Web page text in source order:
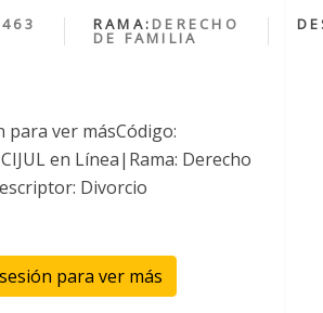
RAMA: DERECHO
DE FAMILIA
para ver másCódigo:
en Línea|Rama: Derecho
Divorcio
para ver más